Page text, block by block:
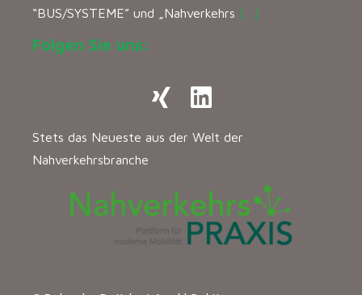
“BUS/SYSTEME” und „Nahverkehrs […]
Folgen Sie uns:
Stets das Neueste aus der Welt der
Nahverkehrsbranche